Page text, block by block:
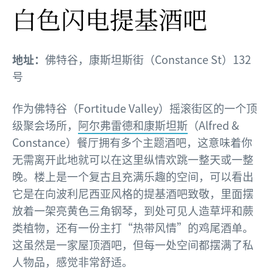
白色闪电提基酒吧
地址： 佛特谷，康斯坦斯街（Constance St）132
号
作为佛特谷（Fortitude Valley）摇滚街区的一个顶
级聚会场所， 阿尔弗雷德和康斯坦斯 （Alfred &
Constance）餐厅拥有多个主题酒吧，这意味着你
无需离开此地就可以在这里纵情欢跳一整天或一整
晚。楼上是一个复古且充满乐趣的空间，可以看出
它是在向波利尼西亚风格的提基酒吧致敬，里面摆
放着一架亮黄色三角钢琴，到处可见人造草坪和蕨
类植物，还有一份主打“热带风情”的鸡尾酒单。
这虽然是一家屋顶酒吧，但每一处空间都摆满了私
人物品，感觉非常舒适。